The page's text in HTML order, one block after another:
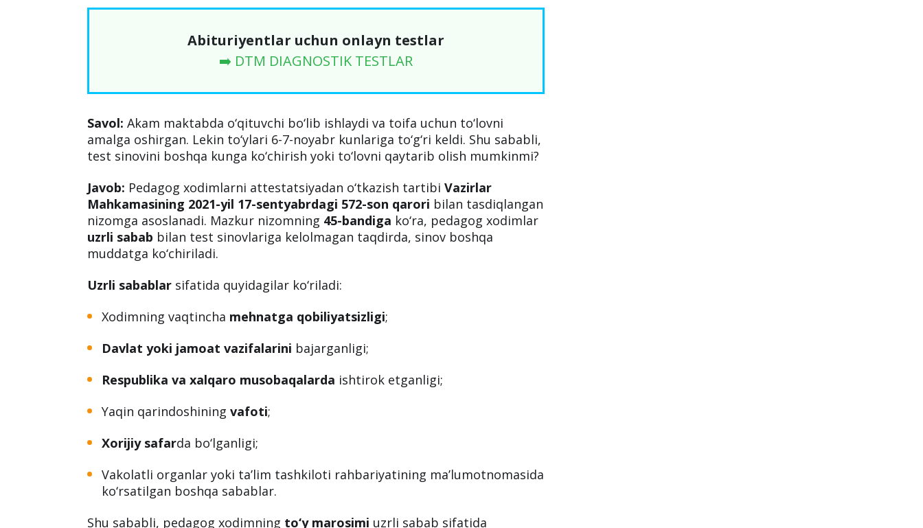
Abituriyentlar uchun onlayn testlar
➡️ DTM DIAGNOSTIK TESTLAR
Savol: Akam maktabda o‘qituvchi bo‘lib ishlaydi va toifa uchun to‘lovni
amalga oshirgan. Lekin to‘ylari 6-7-noyabr kunlariga to‘g‘ri keldi. Shu sababli,
test sinovini boshqa kunga ko‘chirish yoki to‘lovni qaytarib olish mumkinmi?
Javob: Pedagog xodimlarni attestatsiyadan o‘tkazish tartibiVazirlar
Mahkamasining 2021-yil 17-sentyabrdagi 572-son qarori bilan tasdiqlangan
nizomga asoslanadi. Mazkur nizomning 45-bandiga ko‘ra, pedagog xodimlar
uzrli sabab bilan test sinovlariga kelolmagan taqdirda, sinov boshqa
muddatga ko‘chiriladi.
Uzrli sabablar sifatida quyidagilar ko‘riladi:
Xodimning vaqtincha mehnatga qobiliyatsizligi;
Davlat yoki jamoat vazifalarini bajarganligi;
Respublika va xalqaro musobaqalarda ishtirok etganligi;
Yaqin qarindoshiningvafoti;
Xorijiy safarda bo‘lganligi;
Vakolatli organlar yoki ta’lim tashkiloti rahbariyatining ma’lumotnomasida
ko‘rsatilgan boshqa sabablar.
Shu sababli, pedagog xodimning to‘y marosimi uzrli sabab sifatida